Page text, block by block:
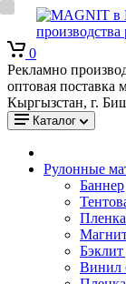
0
Рекламно
оптовая поставка
Кыргызстан, г.
Каталог
Рулонные
Баннер
Бэклит
Винил